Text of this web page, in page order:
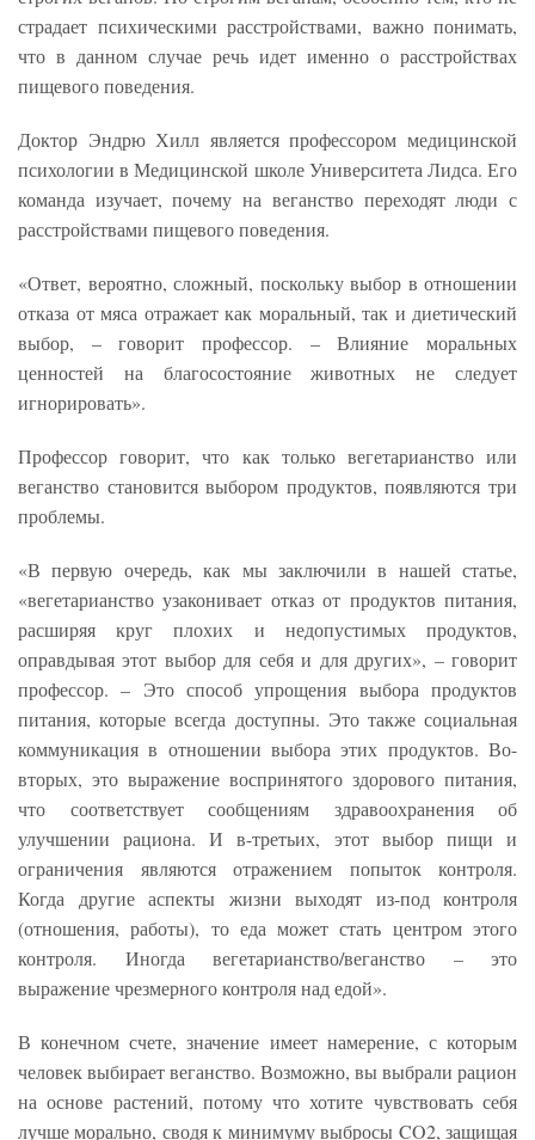
страдает психическими расстройствами, важно понимать,
что в данном случае речь идет именно о расстройствах
пищевого поведения.
Доктор Эндрю Хилл является профессором медицинской
психологии в Медицинской школе Университета Лидса. Его
команда изучает, почему на веганство переходят люди с
расстройствами пищевого поведения.
«Ответ, вероятно, сложный, поскольку выбор в отношении
отказа от мяса отражает как моральный, так и диетический
выбор, – говорит профессор. – Влияние моральных
ценностей на благосостояние животных не следует
игнорировать».
Профессор говорит, что как только вегетарианство или
веганство становится выбором продуктов, появляются три
проблемы.
«В первую очередь, как мы заключили в нашей статье,
«вегетарианство узаконивает отказ от продуктов питания,
расширяя круг плохих и недопустимых продуктов,
оправдывая этот выбор для себя и для других», – говорит
профессор. – Это способ упрощения выбора продуктов
питания, которые всегда доступны. Это также социальная
коммуникация в отношении выбора этих продуктов. Во-
вторых, это выражение воспринятого здорового питания,
что соответствует сообщениям здравоохранения об
улучшении рациона. И в-третьих, этот выбор пищи и
ограничения являются отражением попыток контроля.
Когда другие аспекты жизни выходят из-под контроля
(отношения, работы), то еда может стать центром этого
контроля. Иногда вегетарианство/веганство – это
выражение чрезмерного контроля над едой».
В конечном счете, значение имеет намерение, с которым
человек выбирает веганство. Возможно, вы выбрали рацион
на основе растений, потому что хотите чувствовать себя
лучше морально, сводя к минимуму выбросы CO2, защищая